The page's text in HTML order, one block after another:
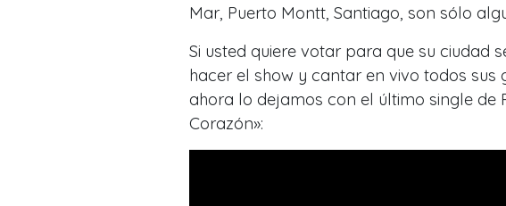
Mar, Puerto Montt, Santiago, son sólo
Si usted quiere votar para que su ciudad
hacer el show y cantar en vivo todos sus
ahora lo dejamos con el último single de
Corazón»: